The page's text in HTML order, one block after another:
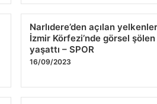
Narlıdere’den açılan
İzmir Körfezi’nde görsel şölen
yaşattı – SPOR
16/09/2023